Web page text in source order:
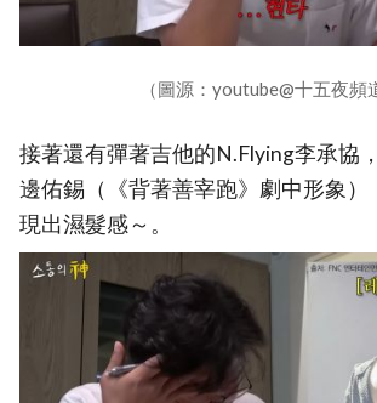
（圖源：youtube@十五夜頻
接著還有彈著吉他的N.Flying李承協
邊佑錫（《背著善宰跑》劇中形象）
現出濕髮感～。